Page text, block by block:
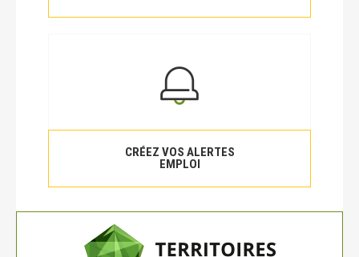
CRÉEZ VOS ALERTES
EMPLOI